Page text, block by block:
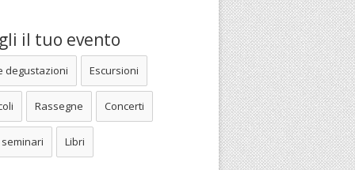
il tuo evento
degustazioni Escursioni
Rassegne Concerti
Libri